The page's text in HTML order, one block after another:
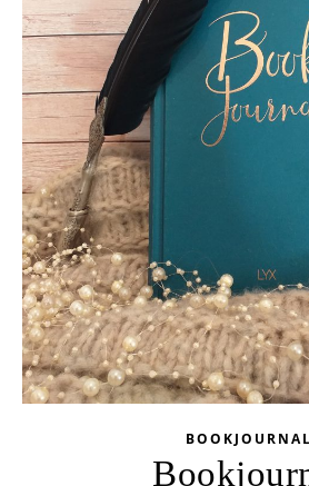
BOOKJOURNAL